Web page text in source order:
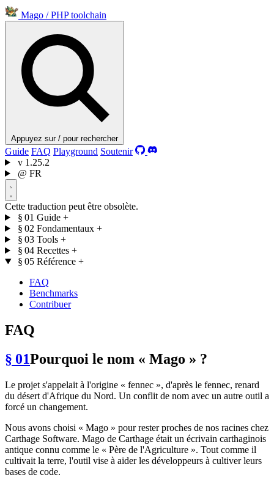
Mago / PHP toolchain
Appuyez sur / pour rechercher
Guide FAQ Playground Soutenir
v 1.25.2
@ FR
Cette traduction peut être obsolète.
§ 01 Guide +
§ 02 Fondamentaux +
§ 03 Tools +
§ 04 Recettes +
§ 05 Référence +
FAQ
Benchmarks
Contribuer
FAQ
§ 01Pourquoi le nom « Mago » ?
Le projet s'appelait à l'origine « fennec », d'après le fennec, renard
du désert d'Afrique du Nord. Un conflit de nom avec un autre outil a
forcé un changement.
Nous avons choisi « Mago » pour rester proches de nos racines chez
Carthage Software. Mago de Carthage était un écrivain carthaginois
antique connu comme le « Père de l'Agriculture ». Tout comme il
cultivait la terre, l'outil vise à aider les développeurs à cultiver leurs
bases de code.